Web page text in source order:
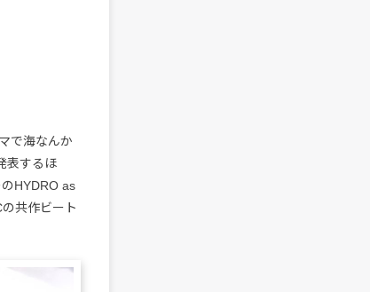
で海なんか
表するほ
HYDRO as
共作ビート